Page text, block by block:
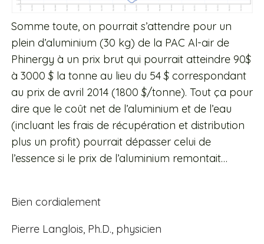
Somme toute, on pourrait s’attendre pour un
plein d’aluminium (30 kg) de la PAC Al-air de
Phinergy à un prix brut qui pourrait atteindre 90$
à 3000 $ la tonne au lieu du 54 $ correspondant
au prix de avril 2014 (1800 $/tonne). Tout ça pour
dire que le coût net de l’aluminium et de l’eau
(incluant les frais de récupération et distribution
plus un profit) pourrait dépasser celui de
l’essence si le prix de l’aluminium remontait…
Bien cordialement
Pierre Langlois, Ph.D., physicien